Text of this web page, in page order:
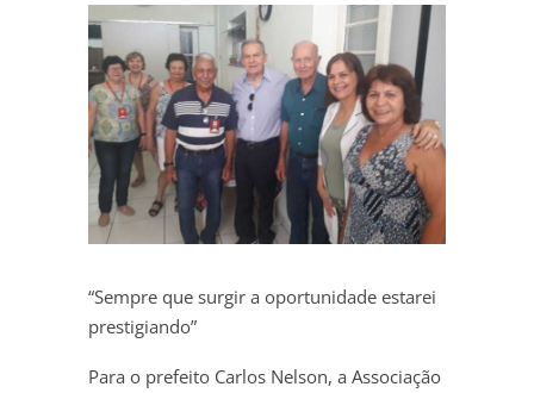
“Sempre que surgir a oportunidade estarei
prestigiando”
Para o prefeito Carlos Nelson, a Associação